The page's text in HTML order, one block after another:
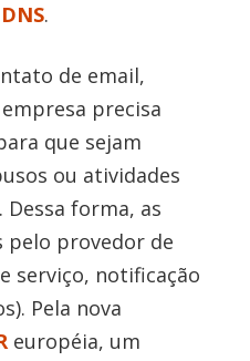
.
de email,
precisa
que sejam
ou atividades
forma, as
pelo provedor de
serviço, notificação
Pela nova
européia, um